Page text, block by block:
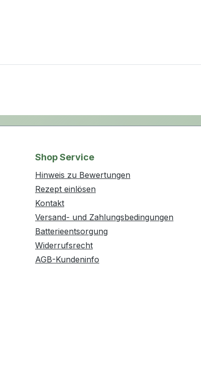
Shop Service
Hinweis zu Bewertungen
Rezept einlösen
Kontakt
Versand- und Zahlungsbedingungen
Batterieentsorgung
Widerrufsrecht
AGB-Kundeninfo